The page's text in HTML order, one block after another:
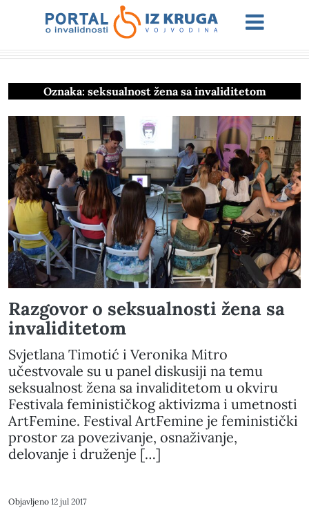
Oznaka: seksualnost žena sa invaliditetom
Razgovor o seksualnosti žena sa
invaliditetom
Svjetlana Timotić i Veronika Mitro
učestvovale su u panel diskusiji na temu
seksualnost žena sa invaliditetom u okviru
Festivala feminističkog aktivizma i umetnosti
ArtFemine. Festival ArtFemine je feministički
prostor za povezivanje, osnaživanje,
delovanje i druženje […]
Objavljeno 12 jul 2017